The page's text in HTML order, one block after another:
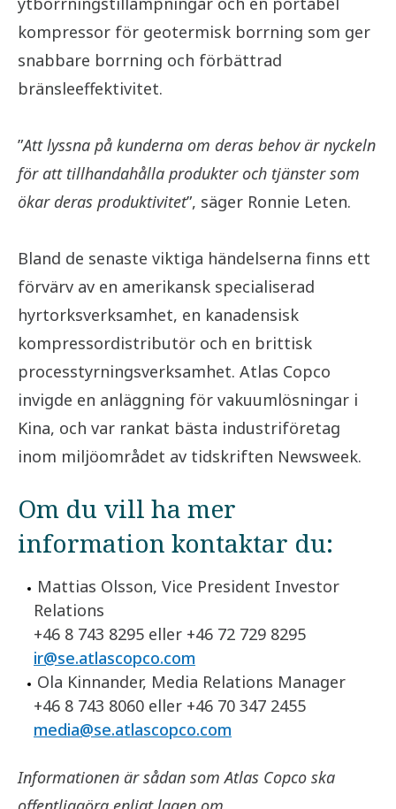
kompressor för geotermisk borrning som ger
snabbare borrning och förbättrad
bränsleeffektivitet.
”Att lyssna på kunderna om deras behov är nyckeln
för att tillhandahålla produkter och tjänster som
ökar deras produktivitet”, säger Ronnie Leten.
Bland de senaste viktiga händelserna finns ett
förvärv av en amerikansk specialiserad
hyrtorksverksamhet, en kanadensisk
kompressordistributör och en brittisk
processtyrningsverksamhet. Atlas Copco
invigde en anläggning för vakuumlösningar i
Kina, och var rankat bästa industriföretag
inom miljöområdet av tidskriften Newsweek.
Om du vill ha mer
information kontaktar du:
Mattias Olsson, Vice President Investor
Relations
+46 8 743 8295 eller +46 72 729 8295
ir@se.atlascopco.com
Ola Kinnander, Media Relations Manager
+46 8 743 8060 eller +46 70 347 2455
media@se.atlascopco.com
Informationen är sådan som Atlas Copco ska